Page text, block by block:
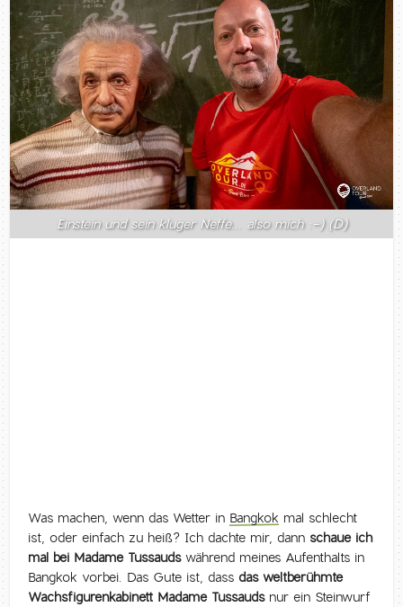
Einstein und sein kluger Neffe... also mich :-) (D)
Was machen, wenn das Wetter in Bangkok mal schlecht
ist, oder einfach zu heiß? Ich dachte mir, dann schaue ich
mal bei Madame Tussaudswährend meines Aufenthalts in
Bangkok vorbei. Das Gute ist, dassdas weltberühmte
Wachsfigurenkabinett Madame Tussaudsnur ein Steinwurf